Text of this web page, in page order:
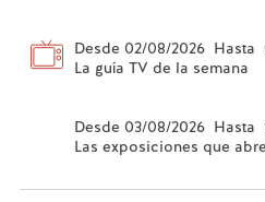
Desde 02/08/2026 Hasta
La guía TV de la semana
Desde 03/08/2026 Hasta
Las exposiciones que